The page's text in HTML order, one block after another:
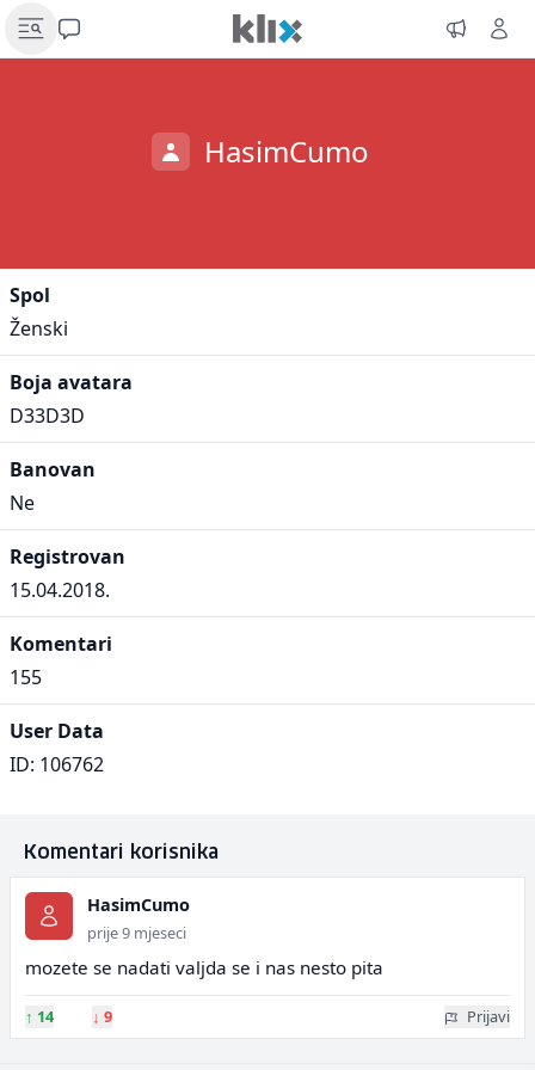
HasimCumo
Spol
Ženski
Boja avatara
D33D3D
Banovan
Ne
Registrovan
15.04.2018.
Komentari
155
User Data
ID: 106762
Komentari korisnika
HasimCumo
prije 9 mjeseci
mozete se nadati valjda se i nas nesto pita
↑ 14 ↓ 9 Prijavi